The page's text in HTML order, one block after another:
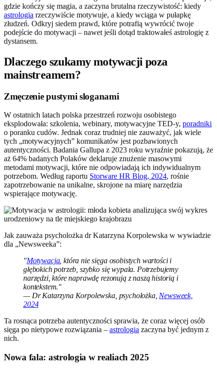
gdzie kończy się magia, a zaczyna brutalna rzeczywistość: kiedy
astrologia rzeczywiście motywuje, a kiedy wciąga w pułapkę
złudzeń. Odkryj siedem prawd, które potrafią wywrócić twoje
podejście do motywacji – nawet jeśli dotąd traktowałeś astrologię z
dystansem.
Dlaczego szukamy motywacji poza
mainstreamem?
Zmęczenie pustymi sloganami
W ostatnich latach polska przestrzeń rozwoju osobistego
eksplodowała: szkolenia, webinary, motywacyjne TED-y, poradniki
o poranku cudów. Jednak coraz trudniej nie zauważyć, jak wiele
tych „motywacyjnych” komunikatów jest pozbawionych
autentyczności. Badania Gallupa z 2023 roku wyraźnie pokazują, że
aż 64% badanych Polaków deklaruje znużenie masowymi
metodami motywacji, które nie odpowiadają ich indywidualnym
potrzebom. Według raportu Storware HR Blog, 2024, rośnie
zapotrzebowanie na unikalne, skrojone na miarę narzędzia
wspierające motywację.
Jak zauważa psycholożka dr Katarzyna Korpolewska w wywiadzie
dla „Newsweeka”:
"Motywacja, która nie sięga osobistych wartości i
głębokich potrzeb, szybko się wypala. Potrzebujemy
narzędzi, które naprawdę rezonują z naszą historią i
kontekstem."
— Dr Katarzyna Korpolewska, psycholożka, Newsweek,
2024
Ta rosnąca potrzeba autentyczności sprawia, że coraz więcej osób
sięga po nietypowe rozwiązania – astrologia zaczyna być jednym z
nich.
Nowa fala: astrologia w realiach 2025